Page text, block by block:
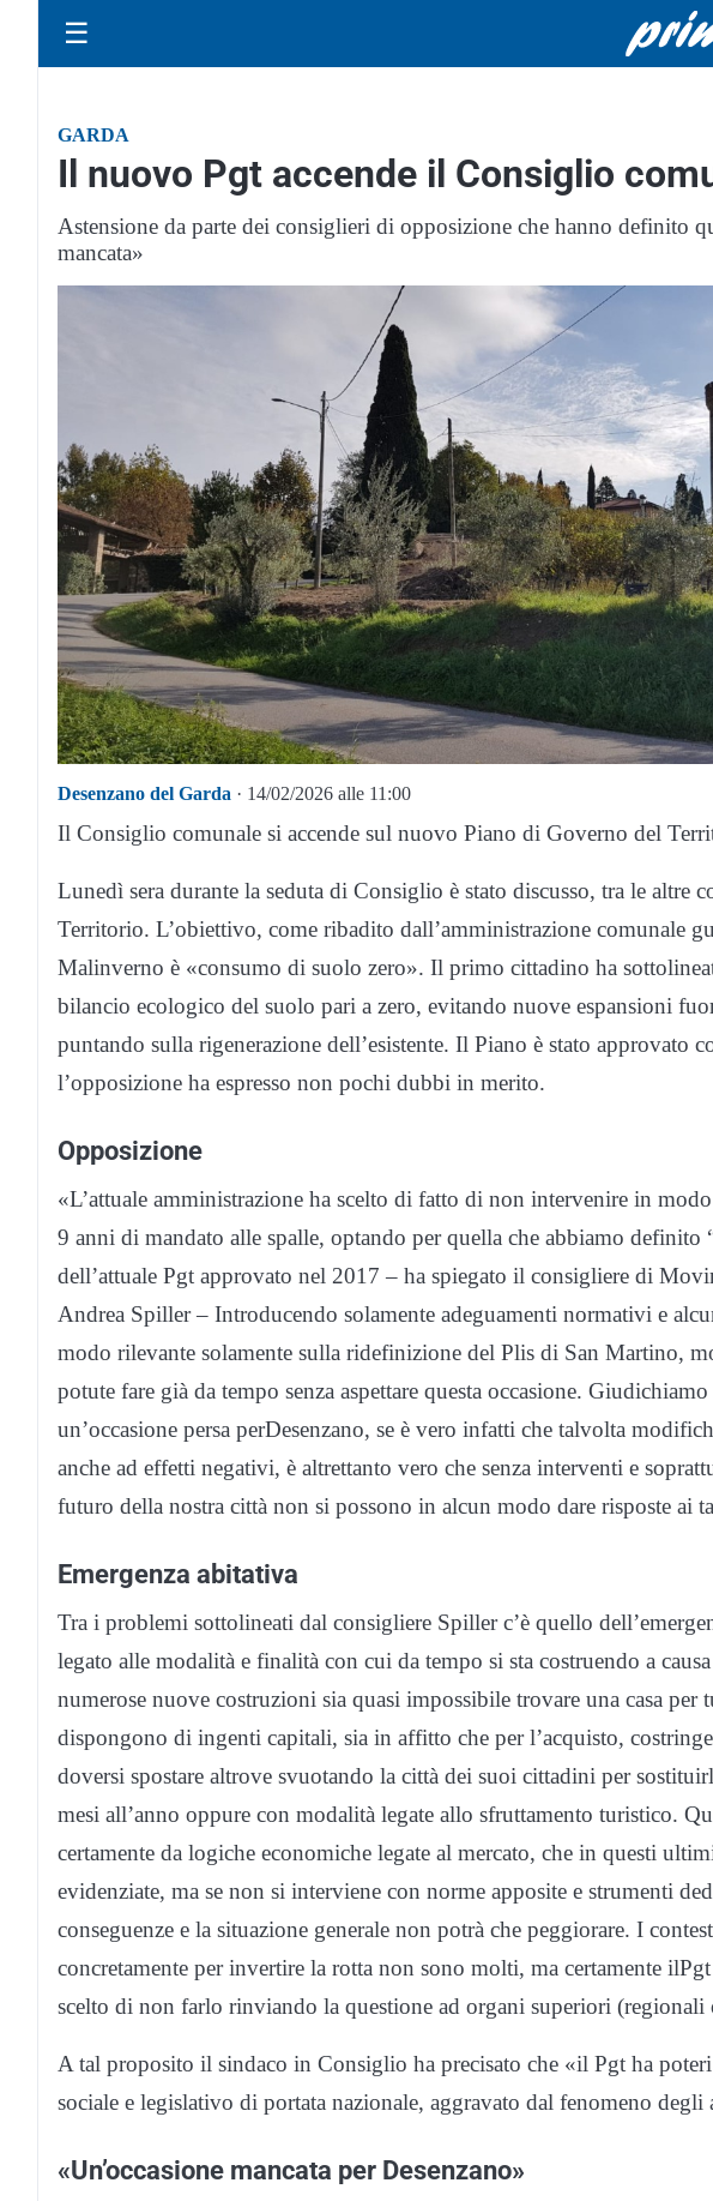
☰
GARDA
Il nuovo Pgt accende il Consiglio
Astensione da parte dei consiglieri di opposizione che hanno definito
mancata»
Desenzano del Garda · 14/02/2026 alle 11:00
Il Consiglio comunale si accende sul nuovo Piano di Governo del
Lunedì sera durante la seduta di Consiglio è stato discusso, tra le altre
Territorio. L’obiettivo, come ribadito dall’amministrazione comunale
Malinverno è «consumo di suolo zero». Il primo cittadino ha
bilancio ecologico del suolo pari a zero, evitando nuove espansioni
puntando sulla rigenerazione dell’esistente. Il Piano è stato approvato
l’opposizione ha espresso non pochi dubbi in merito.
Opposizione
«L’attuale amministrazione ha scelto di fatto di non intervenire in
9 anni di mandato alle spalle, optando per quella che abbiamo definito
dell’attuale Pgt approvato nel 2017 – ha spiegato il consigliere di
Andrea Spiller– Introducendo solamente adeguamenti normativi e
modo rilevante solamente sulla ridefinizione del Plis di San Martino,
potute fare già da tempo senza aspettare questa occasione.
un’occasione persa perDesenzano, se è vero infatti che talvolta
anche ad effetti negativi, è altrettanto vero che senza interventi e
futuro della nostra città non si possono in alcun modo dare risposte ai
Emergenza abitativa
Tra i problemi sottolineati dal consigliere Spiller c’è quello
legato alle modalità e finalità con cui da tempo si sta costruendo a
numerose nuove costruzioni sia quasi impossibile trovare una casa per
dispongono di ingenti capitali, sia in affitto che per l’acquisto,
doversi spostare altrove svuotando la città dei suoi cittadini per
mesi all’anno oppure con modalità legate allo sfruttamento turistico.
certamente da logiche economiche legate al mercato, che in questi
evidenziate, ma se non si interviene con norme apposite e strumenti
conseguenze e la situazione generale non potrà che peggiorare. I
concretamente per invertire la rotta non sono molti, ma certamente ilPgt
scelto di non farlo rinviando la questione ad organi superiori (regionali
A tal proposito il sindaco in Consiglio ha precisato che «il Pgt ha
sociale e legislativo di portata nazionale, aggravato dal fenomeno
«Un’occasione mancata per Desenzano»